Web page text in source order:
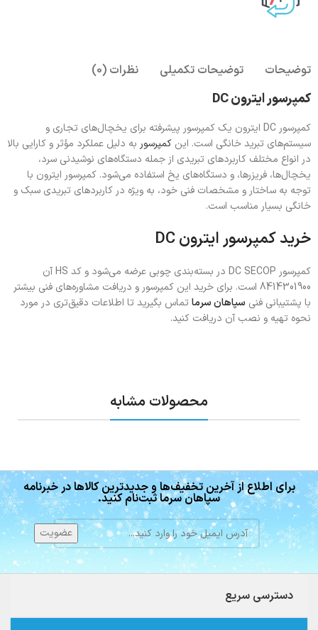
توضیحات توضیحات تکمیلی نظرات (0)
کمپرسور ایترون DC
کمپرسور DC ایترون یک کمپرسور پیشرفته برای یخچال‌های تجاری و
سیستم‌های تبرید خانگی است. این کمپرسور به دلیل عملکرد مؤثر و کارایی بالا
در انواع مختلف کاربردهای تبریدی از جمله دستگاه‌های نوشیدنی سرد،
یخچال‌ها، فریزرها، و دستگاه‌های یخ استفاده می‌شود. کمپرسور ایترون با
توجه به ساختار و مشخصات فنی خود، به ویژه در کاربردهای تبریدی سبک و
خانگی بسیار مناسب است.
خرید کمپرسور ایترون DC
کمپرسور DC SECOP در بسته‌بندی چوبی عرضه می‌شود و کد HS آن
8414301900 است. برای خرید این کمپرسور و دریافت مشاوره‌های فنی بیشتر
با پشتیبانی فنی سپاهان سرماتماس بگیرید تا اطلاعات دقیق‌تری در مورد
نحوه تهیه و نصب آن دریافت کنید.
محصولات مشابه
برای اطلاع از آخرین تخفیف‌ها و جدیدترین کالاها در خبرنامه
سپاهان سرما ثبت‌نام کنید.
دسترسی سریع